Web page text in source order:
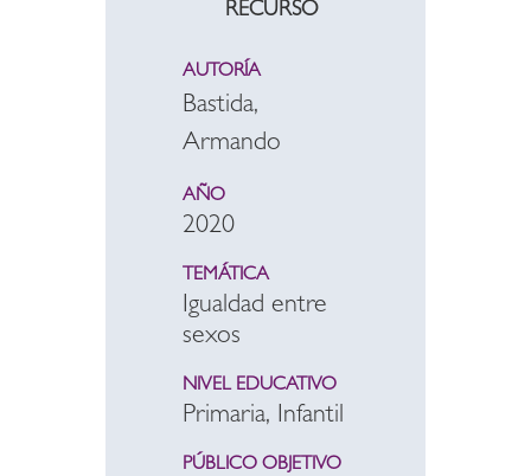
RECURSO
AUTORÍA
Bastida,
Armando
AÑO
2020
TEMÁTICA
Igualdad entre
sexos
NIVEL EDUCATIVO
Primaria, Infantil
PÚBLICO OBJETIVO